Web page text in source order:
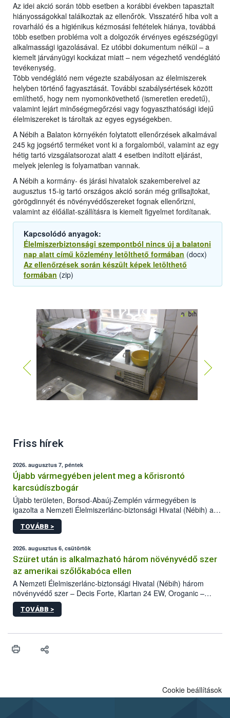
Az idei akció során több esetben a korábbi években tapasztalt
hiányosságokkal találkoztak az ellenőrök. Visszatérő hiba volt a
rovarháló és a higiénikus kézmosási feltételek hiánya, továbbá
több esetben probléma volt a dolgozók érvényes egészségügyi
alkalmassági igazolásával. Ez utóbbi dokumentum nélkül – a
kiemelt járványügyi kockázat miatt – nem végezhető vendéglátó
tevékenység.
Több vendéglátó nem végezte szabályosan az élelmiszerek
helyben történő fagyasztását. További szabálysértések között
említhető, hogy nem nyomonkövethető (ismeretlen eredetű),
valamint lejárt minőségmegőrzési vagy fogyaszthatósági idejű
élelmiszereket is tároltak az egyes egységekben.
A Nébih a Balaton környékén folytatott ellenőrzések alkalmával
245 kg jogsértő terméket vont ki a forgalomból, valamint az egy
hétig tartó vizsgálatsorozat alatt 4 esetben indított eljárást,
melyek jelenleg is folyamatban vannak.
A Nébih a kormány- és járási hivatalok szakembereivel az
augusztus 15-ig tartó országos akció során még grillsajtokat,
görögdinnyét és növényvédőszereket fognak ellenőrizni,
valamint az élőállat-szállításra is kiemelt figyelmet fordítanak.
Kapcsolódó anyagok:
Élelmiszerbiztonsági szempontból nincs új a balatoni
nap alatt című közlemény letölthető formában (docx)
Az ellenőrzések során készült képek letölthető
formában (zip)
Friss hírek
2026. augusztus 7, péntek
Újabb vármegyében jelent meg a kőrisrontó
karcsúdíszbogár
Újabb területen, Borsod-Abaúj-Zemplén vármegyében is
igazolta a Nemzeti Élelmiszerlánc-biztonsági Hivatal (Nébih) a
kőrisrontó karcsúdíszbogár (Agrilus planipennis) jelenlétét. A
kártevőt nem csak színcsapdában találták meg, de már fertőzött
az intenzív felderítést, emellett az intézkedéseket a szlovák
hatósággal is összehangolják a terjedés megállítása érdekében.
TOVÁBB >
2026. augusztus 6, csütörtök
Szüret után is alkalmazható három növényvédő szer
az amerikai szőlőkabóca ellen
A Nemzeti Élelmiszerlánc-biztonsági Hivatal (Nébih) három
növényvédő szer – Decis Forte, Klartan 24 EW, Oroganic –
engedélyokiratát módosította, így azok a szüretet követően,
egészen a vesszőérettség (BBCH 91) stádiumáig
érésű szőlőkben is legyen lehetőség a károsító elleni további
felhasználók számára is elérhető és ökológiai termesztésben is
TOVÁBB >
Cookie beállítások